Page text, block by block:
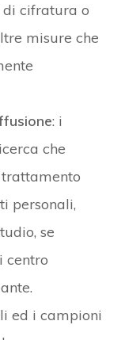
di cifratura o
misure che
: i
che
personali,
se
centro
ed i campioni